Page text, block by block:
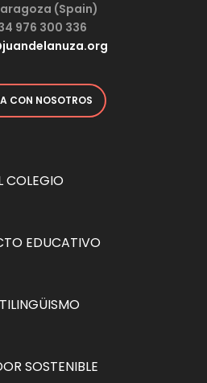
(Spain)
976 300 336
CON NOSOTROS
COLEGIO
EDUCATIVO
SOSTENIBLE